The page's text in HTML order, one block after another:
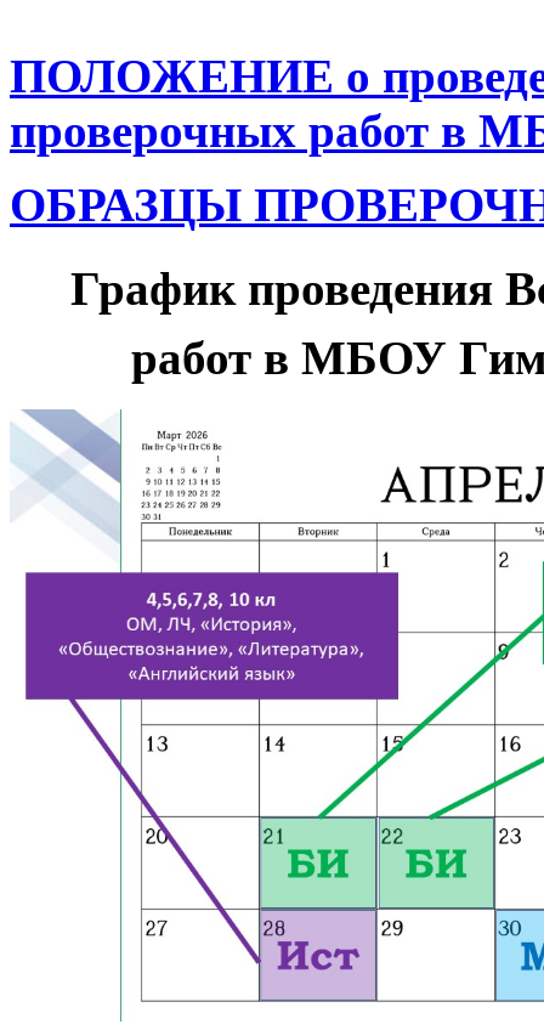
ПОЛОЖЕНИЕ о
проверочных работ в
ОБРАЗЦЫ
График проведения
работ в МБОУ